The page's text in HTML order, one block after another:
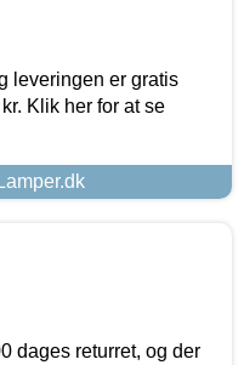
leveringen er gratis
Klik her for at se
dages returret, og der